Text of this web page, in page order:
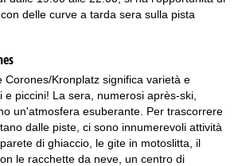
delle curve a tarda sera sulla pista
Corones/Kronplatz significa varietà e
piccini! La sera, numerosi après-ski,
un'atmosfera esuberante. Per trascorrere
dalle piste, ci sono innumerevoli attività
di ghiaccio, le gite in motoslitta, il
le racchette da neve, un centro di